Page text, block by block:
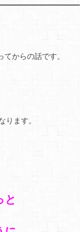
からの話です。
ります。
と